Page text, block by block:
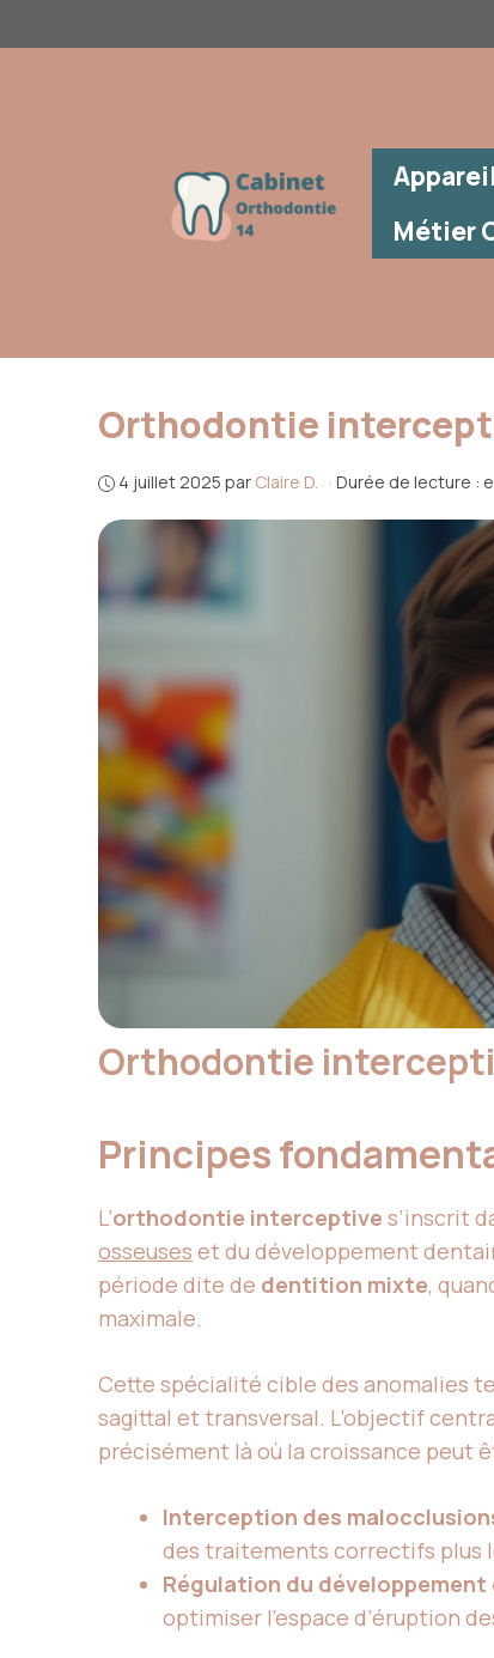
au
Métier
Orthodontie
4 juillet 2025 par Claire D. · Durée de lecture :
Orthodontie
Principes
L’orthodontie interceptive s’inscrit
osseuses et du développement
période dite de dentition mixte,
maximale.
Cette spécialité cible des anomalies
sagittal et transversal. L’objectif
précisément là où la croissance peut
Interception des
des traitements correctifs plus
Régulation du développement
optimiser l’espace d’éruption